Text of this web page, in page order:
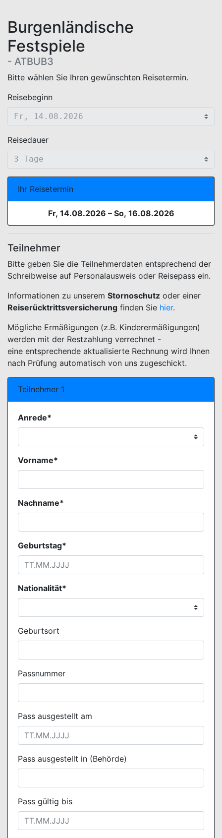
Burgenländische
Festspiele
- ATBUB3
WEBBUCHUNG.VIEW.TERMIN.AUSWAHL.HEADER
Bitte wählen Sie Ihren gewünschten Reisetermin.
Reisebeginn
Reisedauer
Ihr Reisetermin
Fr, 14.08.2026 – So, 16.08.2026
Teilnehmer
Bitte geben Sie die Teilnehmerdaten entsprechend der
Schreibweise auf Personalausweis oder Reisepass ein.
Informationen zu unserem Stornoschutz oder einer
Reiserücktrittsversicherung finden Sie hier.
Mögliche Ermäßigungen (z.B. Kinderermäßigungen)
werden mit der Restzahlung verrechnet -
eine entsprechende aktualisierte Rechnung wird Ihnen
nach Prüfung automatisch von uns zugeschickt.
Teilnehmer 1
Anrede*
Vorname*
Nachname*
Geburtstag*
Nationalität*
Geburtsort
Passnummer
Pass ausgestellt am
Pass ausgestellt in (Behörde)
Pass gültig bis